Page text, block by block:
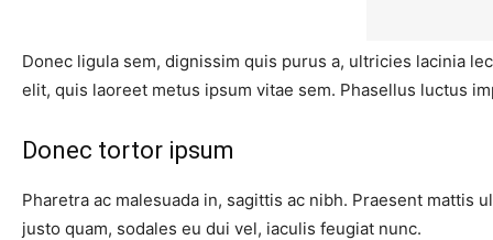
Donec ligula sem, dignissim quis purus a, ultricies lacinia
elit, quis laoreet metus ipsum vitae sem. Phasellus luctus
Donec tortor ipsum
Pharetra ac malesuada in, sagittis ac nibh. Praesent
justo quam, sodales eu dui vel, iaculis feugiat nunc.